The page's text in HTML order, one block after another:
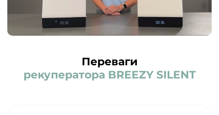
Переваги
рекуператора BREEZY SILENT